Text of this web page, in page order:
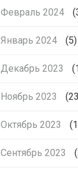
Февраль 2024
Январь 2024 (5)
Декабрь 2023
Ноябрь 2023
Октябрь 2023
Сентябрь 2023